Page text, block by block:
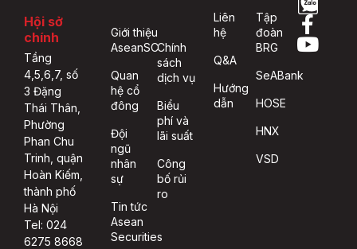
Hội sở
chính
Tầng
4,5,6,7, số
3 Đặng
Thái Thân,
Phường
Phan Chu
Trinh, quận
Hoàn Kiếm,
thành phố
Hà Nội
Tel: 024
6275 8668
Giới thiệu
AseanSC
Quan
hệ cổ
đông
Đội
ngũ
nhân
sự
Tin tức
Asean
Securities
Chính
sách
dịch vụ
Biểu
phí và
lãi suất
Công
bố rủi
ro
Liên
hệ
Q&A
Hướng
dẫn
Tập
đoàn
BRG
SeABank
HOSE
HNX
VSD